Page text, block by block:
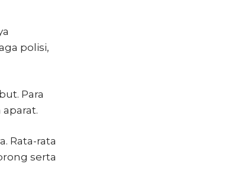
polisi,
Para
Rata-rata
serta